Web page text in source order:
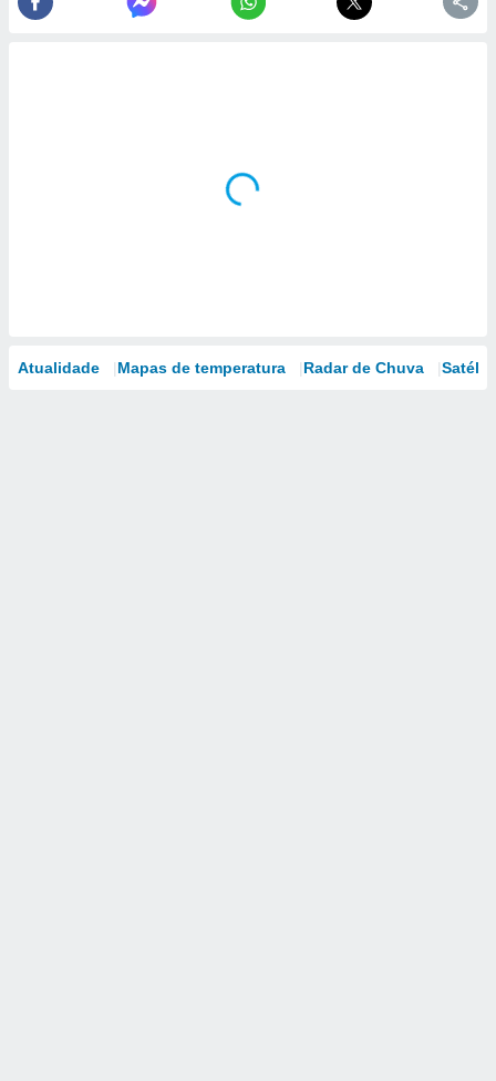
Atualidade Mapas de temperatura Radar de Chuva